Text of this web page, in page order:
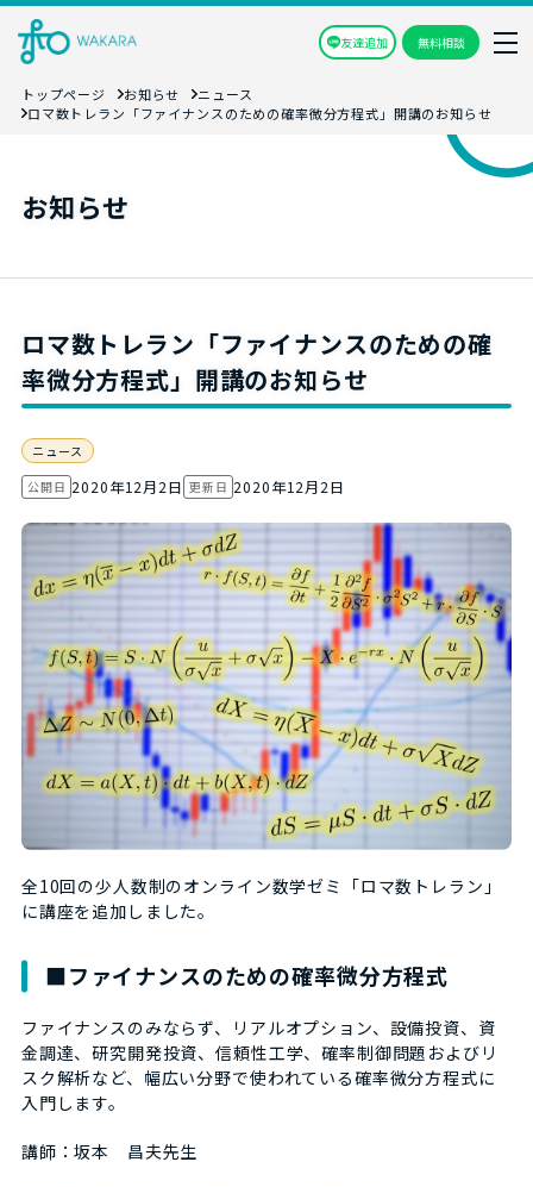
友達追加 無料相談
トップページ お知らせ
ニュース
ロマ数トレラン「ファイナンスのための確率微分方程式」開講のお知らせ
お知らせ
ロマ数トレラン「ファイナンスのための確
率微分方程式」開講のお知らせ
ニュース
公開日 2020年12月2日 更新日 2020年12月2日
全10回の少人数制のオンライン数学ゼミ「ロマ数トレラン」
に講座を追加しました。
■ファイナンスのための確率微分方程式
ファイナンスのみならず、リアルオプション、設備投資、資
金調達、研究開発投資、信頼性工学、確率制御問題およびリ
スク解析など、幅広い分野で使われている確率微分方程式に
入門します。
講師：坂本 昌夫先生